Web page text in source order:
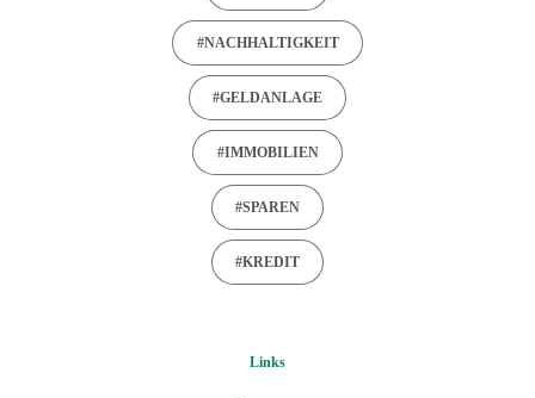
#NACHHALTIGKEIT
#GELDANLAGE
#IMMOBILIEN
#SPAREN
#KREDIT
Links